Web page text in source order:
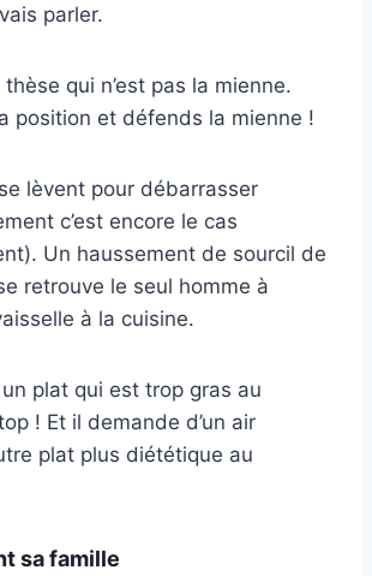
parler.
qui n’est pas la mienne.
position et défends la mienne !
lèvent pour débarrasser
c’est encore le cas
Un haussement de sourcil de
retrouve le seul homme à
à la cuisine.
plat qui est trop gras au
! Et il demande d’un air
plat plus diététique au
sa famille